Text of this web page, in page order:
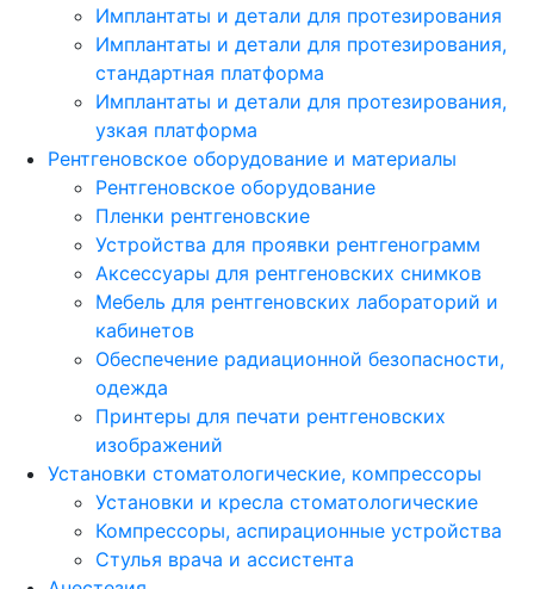
Имплантаты и детали для протезирования
Имплантаты и детали для протезирования,
стандартная платформа
Имплантаты и детали для протезирования,
узкая платформа
Рентгеновское оборудование и материалы
Рентгеновское оборудование
Пленки рентгеновские
Устройства для проявки рентгенограмм
Аксессуары для рентгеновских снимков
Мебель для рентгеновских лабораторий и
кабинетов
Обеспечение радиационной безопасности,
одежда
Принтеры для печати рентгеновских
изображений
Установки стоматологические, компрессоры
Установки и кресла стоматологические
Компрессоры, аспирационные устройства
Стулья врача и ассистента